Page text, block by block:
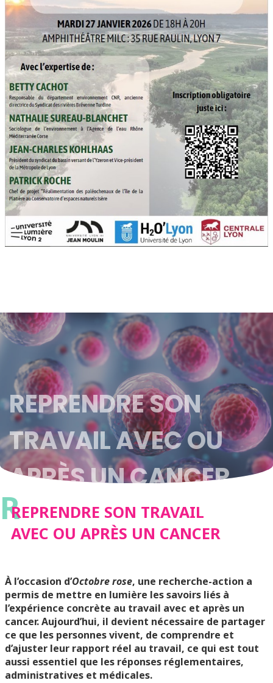
REPRENDRE SON
TRAVAIL AVEC OU
APRÈS UN CANCER
RREPRENDRE SON TRAVAIL
AVEC OU APRÈS UN CANCER
À l’occasion d’Octobre rose, une recherche-action a
permis de mettre en lumière les savoirs liés à
l’expérience concrète au travail avec et après un
cancer. Aujourd’hui, il devient nécessaire de partager
ce que les personnes vivent, de comprendre et
d’ajuster leur rapport réel au travail, ce qui est tout
aussi essentiel que les réponses réglementaires,
administratives et médicales.